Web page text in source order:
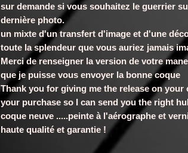
sur demande si vous souhaitez le guerrier
dernière photo.
un mixte d'un transfert d'image et d'une
toute la splendeur que vous auriez jamais
Merci de renseigner la version de votre
que je puisse vous envoyer la bonne coque
Thank you for giving me the release on
your purchase so I can send you the right
coque neuve .....peinte à l'aérographe et
haute qualité et garantie !